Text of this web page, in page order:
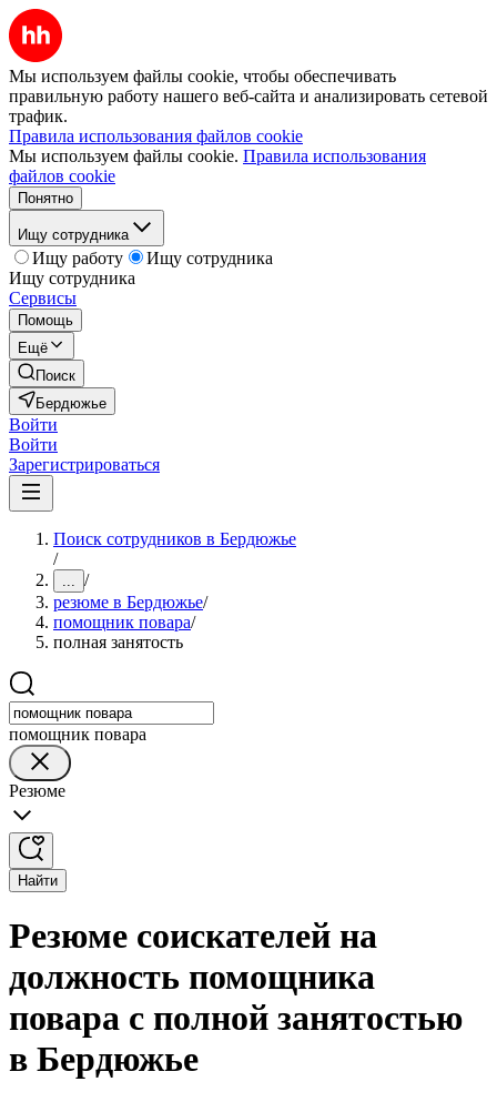
Мы используем файлы cookie, чтобы обеспечивать
правильную работу нашего веб-сайта и анализировать сетевой
трафик.
Правила использования файлов cookie
Мы используем файлы cookie. Правила использования
файлов cookie
Понятно
Ищу сотрудника
Ищу работу
Ищу сотрудника
Ищу сотрудника
Сервисы
Помощь
Ещё
Поиск
Бердюжье
Войти
Войти
Зарегистрироваться
Поиск сотрудников в Бердюжье
/
... /
резюме в Бердюжье/
помощник повара/
полная занятость
помощник повара
Резюме
Найти
Резюме соискателей на
должность помощника
повара с полной занятостью
в Бердюжье